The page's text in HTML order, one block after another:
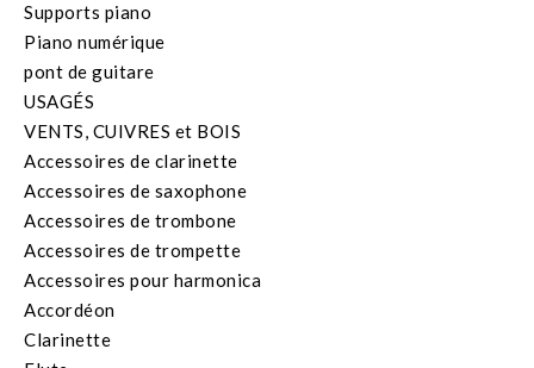
Supports piano
Piano numérique
pont de guitare
USAGÉS
VENTS, CUIVRES et BOIS
Accessoires de clarinette
Accessoires de saxophone
Accessoires de trombone
Accessoires de trompette
Accessoires pour harmonica
Accordéon
Clarinette